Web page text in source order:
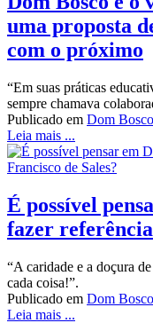
uma proposta
com o próximo
“Em suas práticas
sempre chamava
Publicado em Dom
Leia mais ...
É possível
fazer
“A caridade e a doçura
cada coisa!”.
Publicado em Dom
Leia mais ...